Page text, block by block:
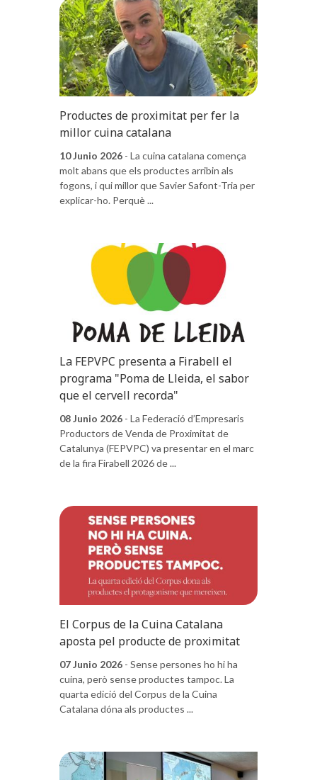
Productes de proximitat per fer la
millor cuina catalana
10 Junio 2026 - La cuina catalana comença
molt abans que els productes arribin als
fogons, i qui millor que Savier Safont-Tria per
explicar-ho. Perquè ...
La FEPVPC presenta a Firabell el
programa "Poma de Lleida, el sabor
que el cervell recorda"
08 Junio 2026 - La Federació d’Empresaris
Productors de Venda de Proximitat de
Catalunya (FEPVPC) va presentar en el marc
de la fira Firabell 2026 de ...
El Corpus de la Cuina Catalana
aposta pel producte de proximitat
07 Junio 2026 - Sense persones ho hi ha
cuina, però sense productes tampoc. La
quarta edició del Corpus de la Cuina
Catalana dóna als productes ...